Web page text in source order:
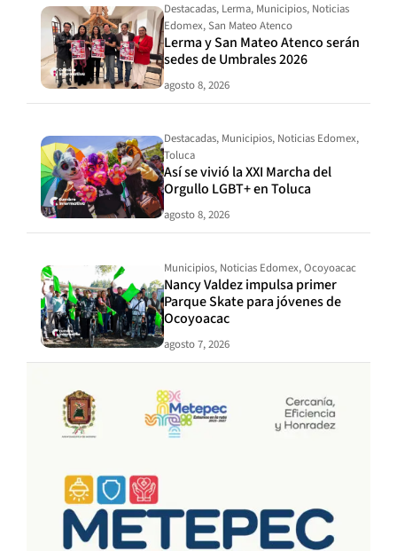
Destacadas, Lerma, Municipios, Noticias
Edomex,San Mateo Atenco
Lerma y San Mateo Atenco serán
sedes de Umbrales 2026
agosto 8, 2026
Destacadas, Municipios, Noticias Edomex,
Toluca
Así se vivió la XXI Marcha del
Orgullo LGBT+ en Toluca
agosto 8, 2026
Municipios, Noticias Edomex,Ocoyoacac
Nancy Valdez impulsa primer
Parque Skate para jóvenes de
Ocoyoacac
agosto 7, 2026